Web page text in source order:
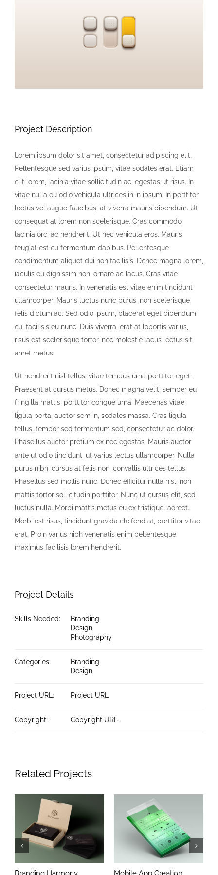
Project Description
Lorem ipsum dolor sit amet, consectetur adipiscing elit.
Pellentesque sed varius ipsum, vitae sodales erat. Etiam
elit lorem, lacinia vitae sollicitudin ac, egestas ut risus. In
vitae nulla eu odio vehicula ultrices in in ipsum. In porttitor
lectus vel augue faucibus, at viverra mauris bibendum. Ut
consequat at lorem non scelerisque. Cras commodo
lacinia orci ac hendrerit. Ut nec vehicula eros. Mauris
feugiat est eu fermentum dapibus. Pellentesque
condimentum aliquet dui non facilisis. Donec magna lorem,
iaculis eu dignissim non, ornare ac lacus. Cras vitae
consectetur mauris. In venenatis est vitae enim tincidunt
ullamcorper. Mauris luctus nunc purus, non scelerisque
felis dictum ac. Sed odio ipsum, placerat eget bibendum
eu, facilisis eu nunc. Duis viverra, erat at lobortis varius,
risus est scelerisque tortor, nec molestie lacus lectus sit
amet metus.
Ut hendrerit nisl tellus, vitae tempus urna porttitor eget.
Praesent at cursus metus. Donec magna velit, semper eu
fringilla mattis, porttitor congue urna. Maecenas vitae
ligula porta, auctor sem in, sodales massa. Cras ligula
tellus, tempor sed fermentum sed, consectetur ac dolor.
Phasellus auctor pretium ex nec egestas. Mauris auctor
ante ut odio tincidunt, ut varius lectus ullamcorper. Nulla
purus nibh, cursus at felis non, convallis ultrices tellus.
Phasellus sed mollis nunc. Donec efficitur nulla nisl, non
mattis tortor sollicitudin porttitor. Nunc ut cursus elit, sed
luctus nulla. Morbi mattis metus eu ex tristique laoreet.
Morbi est risus, tincidunt gravida eleifend at, porttitor vitae
erat. Proin varius nibh venenatis enim pellentesque,
maximus facilisis lorem hendrerit.
Project Details
Skills Needed:
Branding
Design
Photography
Categories:
Branding
Design
Project URL: Project URL
Copyright: Copyright URL
Related Projects
Branding Harmony Mobile App Creation